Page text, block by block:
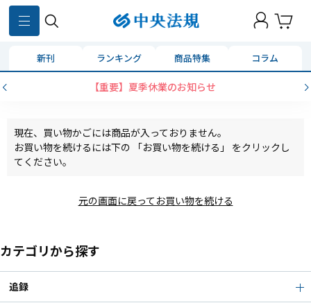
新刊 ランキング 商品特集 コラム
【重要】夏季休業のお知らせ
現在、買い物かごには商品が入っておりません。
お買い物を続けるには下の 「お買い物を続ける」 をクリックし
てください。
元の画面に戻ってお買い物を続ける
カテゴリから探す
追録